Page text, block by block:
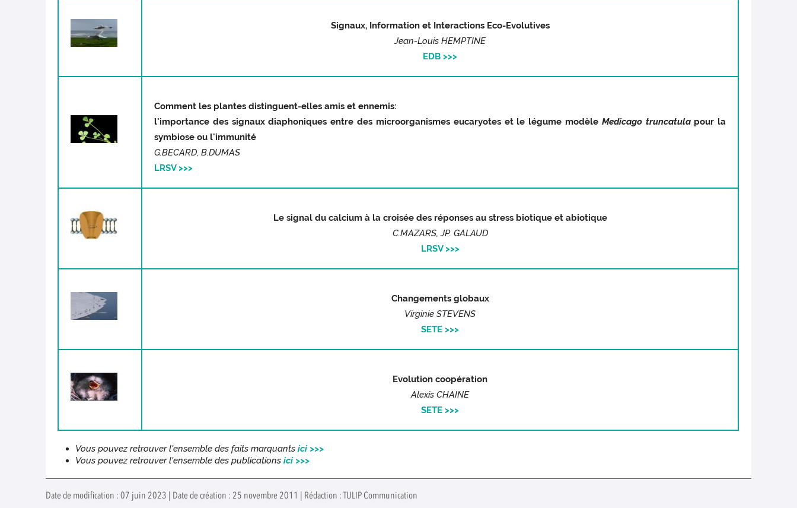
Signaux, Information et Interactions Eco-Evolutives
Jean-Louis HEMPTINE
EDB >>>
Comment les plantes distinguent-elles amis et ennemis:
l'importance des signaux diaphoniques entre des microorganismes eucaryotes et le légume modèle Medicago truncatulapour la
symbiose ou l'immunité
G.BECARD, B.DUMAS
LRSV >>>
Le signal du calcium à la croisée des réponses au stress biotique et abiotique
C.MAZARS, JP. GALAUD
LRSV >>>
Changements globaux
Virginie STEVENS
SETE >>>
Evolution coopération
Alexis CHAINE
SETE >>>
Vous pouvez retrouver l'ensemble des faits marquantsici >>>
Vous pouvez retrouver l'ensemble despublicationsici >>>
Date de modification : 07 juin 2023 | Date de création : 25 novembre 2011 | Rédaction : TULIP Communication